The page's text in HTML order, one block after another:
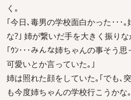
く｡
｢今日､毒男の学校面白かった･･･
な?｣ 姉が繋いだ手を大きく振り
｢ｳﾝ･･･みんな姉ちゃんの事そう
可愛いとか言っていた｡｣
姉は照れた顔をしていた｡｢でも､
も今度姉ちゃんの学校行こうかな